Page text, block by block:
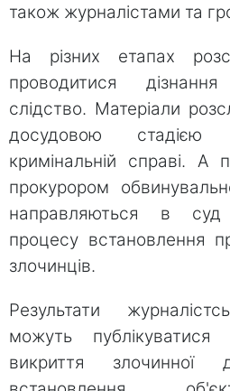
також журналістами та
На різних етапах
проводитися
слідство. Матеріали
досудовою
кримінальній справі. А
прокурором
направляються в
процесу встановлення
злочинців.
Результати
можуть
викриття злочинної